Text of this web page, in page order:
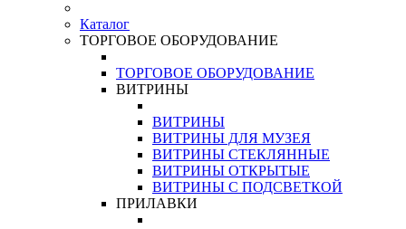
Каталог
ТОРГОВОЕ ОБОРУДОВАНИЕ
ТОРГОВОЕ ОБОРУДОВАНИЕ
ВИТРИНЫ
ВИТРИНЫ
ВИТРИНЫ ДЛЯ МУЗЕЯ
ВИТРИНЫ СТЕКЛЯННЫЕ
ВИТРИНЫ ОТКРЫТЫЕ
ВИТРИНЫ С ПОДСВЕТКОЙ
ПРИЛАВКИ